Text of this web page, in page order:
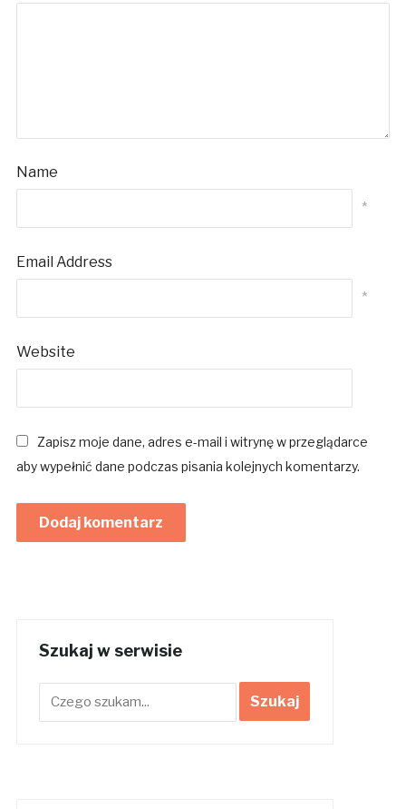
Name
*
Email Address
*
Website
Zapisz moje dane, adres e-mail i witrynę w przeglądarce
aby wypełnić dane podczas pisania kolejnych komentarzy.
Szukaj w serwisie